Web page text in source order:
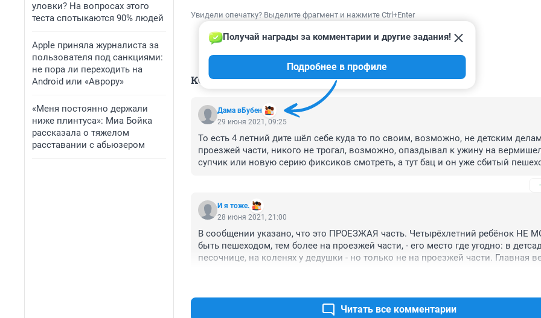
уловки? На вопросах этого
теста спотыкаются 90% людей
Apple приняла журналиста за
пользователя под санкциями:
не пора ли переходить на
Android или «Аврору»
«Меня постоянно держали
ниже плинтуса»: Миа Бойка
рассказала о тяжелом
расставании с абьюзером
Увидели опечатку? Выделите фрагмент и нажмите Ctrl+Enter
КОММЕНТАРИИ 9
Дама вБубен
Получай награды за комментарии и другие задания!
Подробнее в профиле
29 июня 2021, 09:25
То есть 4 летний дите шёл себе куда то по своим, возможно, не детским
проезжей части, никого не трогал, возможно, опаздывал к ужину на
супчик или новую серию фиксиков смотреть, а тут бац и он уже сбитый
расстрелять его положено, водители, будьте внимательны, дети не ходят
они их только перебегают, причём со скоростью света, даже если мамаше дитя
полный пофиг, её нет рядом и она не держит за руку своего малолетнего
виноваты будете все равно вы и только вы
И я тоже.
28 июня 2021, 21:00
В сообщении указано, что это ПРОЕЗЖАЯ часть. Четырёхлетний ребёнок НЕ
быть пешеходом, тем более на проезжей части, - его место где угодно: в
песочнице, на коленях у дедушки - но только не на проезжей части. Главная
Читать все комментарии